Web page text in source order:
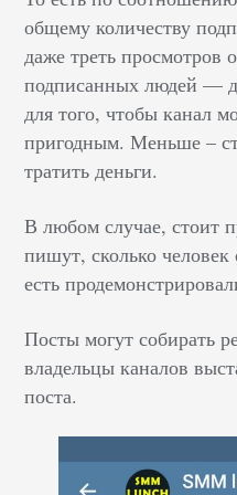
общему количеству
даже треть просмотров
подписанных людей —
для того, чтобы канал
пригодным. Меньше –
тратить деньги.
В любом случае, стоит
пишут, сколько человек
есть
Посты могут собирать
владельцы каналов
поста.